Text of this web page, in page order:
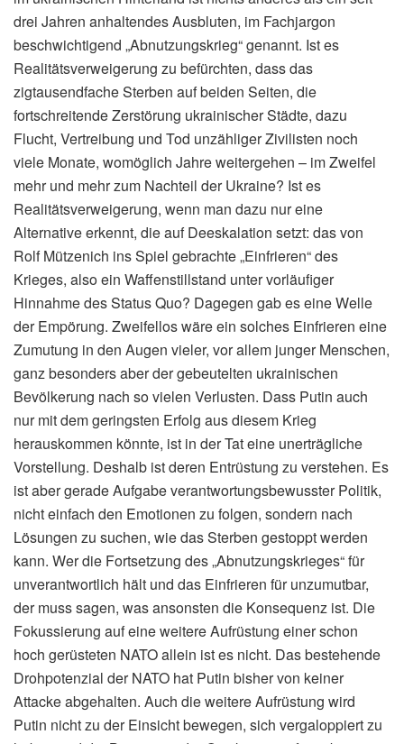
drei Jahren anhaltendes Ausbluten, im Fachjargon
beschwichtigend „Abnutzungskrieg“ genannt. Ist es
Realitätsverweigerung zu befürchten, dass das
zigtausendfache Sterben auf beiden Seiten, die
fortschreitende Zerstörung ukrainischer Städte, dazu
Flucht, Vertreibung und Tod unzähliger Zivilisten noch
viele Monate, womöglich Jahre weitergehen – im Zweifel
mehr und mehr zum Nachteil der Ukraine? Ist es
Realitätsverweigerung, wenn man dazu nur eine
Alternative erkennt, die auf Deeskalation setzt: das von
Rolf Mützenich ins Spiel gebrachte „Einfrieren“ des
Krieges, also ein Waffenstillstand unter vorläufiger
Hinnahme des Status Quo? Dagegen gab es eine Welle
der Empörung. Zweifellos wäre ein solches Einfrieren eine
Zumutung in den Augen vieler, vor allem junger Menschen,
ganz besonders aber der gebeutelten ukrainischen
Bevölkerung nach so vielen Verlusten. Dass Putin auch
nur mit dem geringsten Erfolg aus diesem Krieg
herauskommen könnte, ist in der Tat eine unerträgliche
Vorstellung. Deshalb ist deren Entrüstung zu verstehen. Es
ist aber gerade Aufgabe verantwortungsbewusster Politik,
nicht einfach den Emotionen zu folgen, sondern nach
Lösungen zu suchen, wie das Sterben gestoppt werden
kann. Wer die Fortsetzung des „Abnutzungskrieges“ für
unverantwortlich hält und das Einfrieren für unzumutbar,
der muss sagen, was ansonsten die Konsequenz ist. Die
Fokussierung auf eine weitere Aufrüstung einer schon
hoch gerüsteten NATO allein ist es nicht. Das bestehende
Drohpotenzial der NATO hat Putin bisher von keiner
Attacke abgehalten. Auch die weitere Aufrüstung wird
Putin nicht zu der Einsicht bewegen, sich vergaloppiert zu